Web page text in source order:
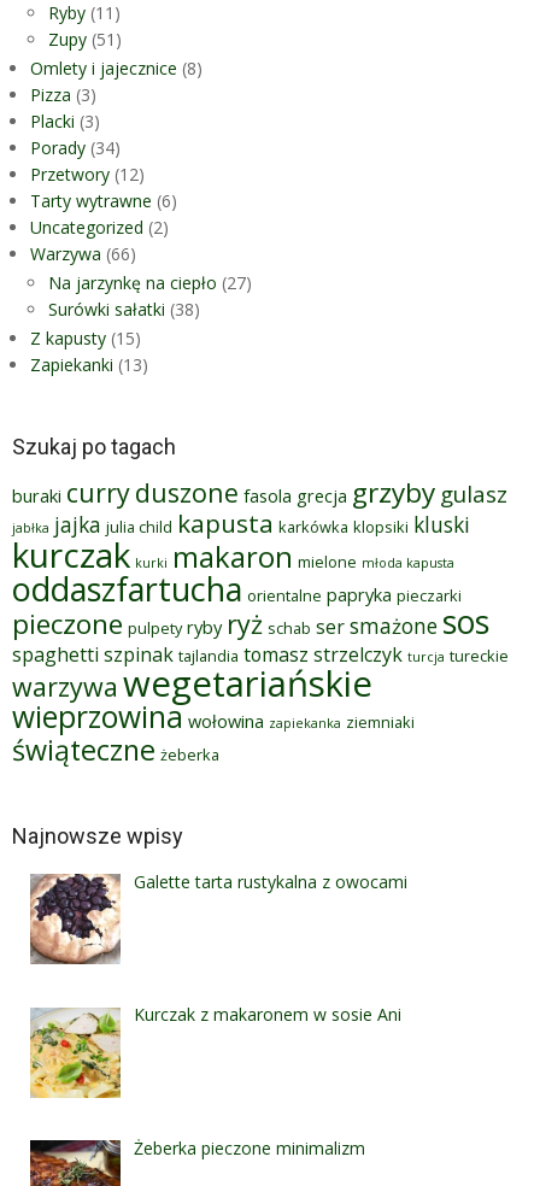
Ryby (11)
Zupy (51)
Omlety i jajecznice (8)
Pizza (3)
Placki (3)
Porady (34)
Przetwory (12)
Tarty wytrawne (6)
Uncategorized (2)
Warzywa (66)
Na jarzynkę na ciepło (27)
Surówki sałatki (38)
Z kapusty (15)
Zapiekanki (13)
Szukaj po tagach
buraki curryduszone fasola grecja grzyby gulasz
jabłka jajka julia child kapusta karkówka klopsiki kluski
kurczak kurki makaron mielone młoda kapusta
oddaszfartucha orientalne papryka pieczarki
pieczone pulpety ryby ryż schab sersmażone sos
spaghetti szpinak tajlandia tomasz strzelczyk turcja tureckie
warzywa wegetariańskie
wieprzowina wołowina zapiekanka ziemniaki
świąteczne żeberka
Najnowsze wpisy
Galette tarta rustykalna z owocami
Kurczak z makaronem w sosie Ani
Żeberka pieczone minimalizm